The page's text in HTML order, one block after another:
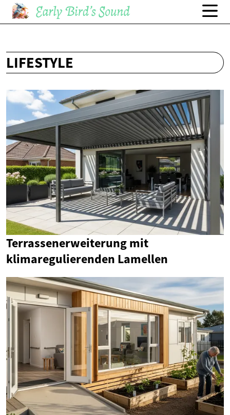
LIFESTYLE
Terrassenerweiterung mit
klimaregulierenden Lamellen